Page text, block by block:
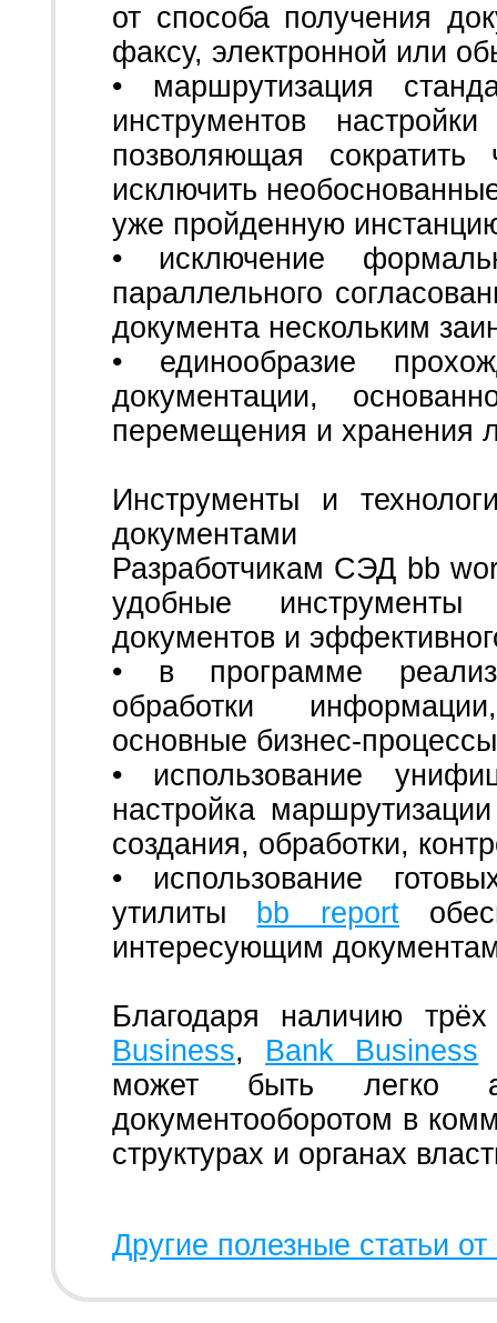
от способа получения
факсу, электронной или
• маршрутизация
инструментов
позволяющая
исключить
уже пройденную
• исключение
параллельного
документа нескольким
• единообразие
документации,
перемещения и хранения
Инструменты и
документами
Разработчикам СЭД bb
удобные инструменты
документов и
• в программе
обработки
основные бизнес-
• использование
настройка
создания, обработки,
• использование
утилиты
bb report
интересующим
Благодаря наличию
Business, Bank Business
может быть легко
документооборотом в
структурах и органах
Другие полезные статьи